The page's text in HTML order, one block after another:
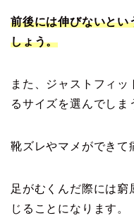
前後には伸びないとい
しょう。
また、ジャストフィ
るサイズを選んでしま
靴ズレやマメができて
足がむくんだ際には
じることになります。